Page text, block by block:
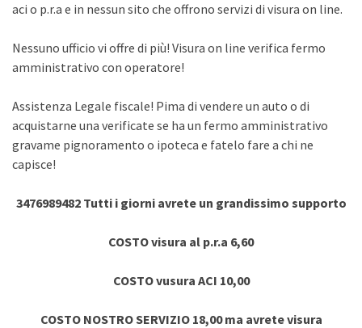
aci o p.r.a e in nessun sito che offrono servizi di visura on line.
Nessuno ufficio vi offre di più! Visura on line verifica fermo
amministrativo con operatore!
Assistenza Legale fiscale! Pima di vendere un auto o di
acquistarne una verificate se ha un fermo amministrativo
gravame pignoramento o ipoteca e fatelo fare a chi ne
capisce!
3476989482 Tutti i giorni avrete un grandissimo supporto
COSTO visura al p.r.a 6,60
COSTO vusura ACI 10,00
COSTO NOSTRO SERVIZIO 18,00 ma avrete visura